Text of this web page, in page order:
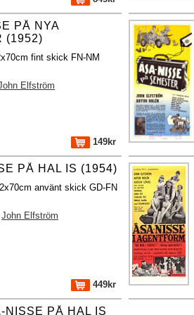
PÅ NYA
(1952)
fint skick FN-NM
Elfström
149kr
PÅ HAL IS (1954)
använt skick GD-FN
John Elfström
449kr
NISSE PÅ HAL IS